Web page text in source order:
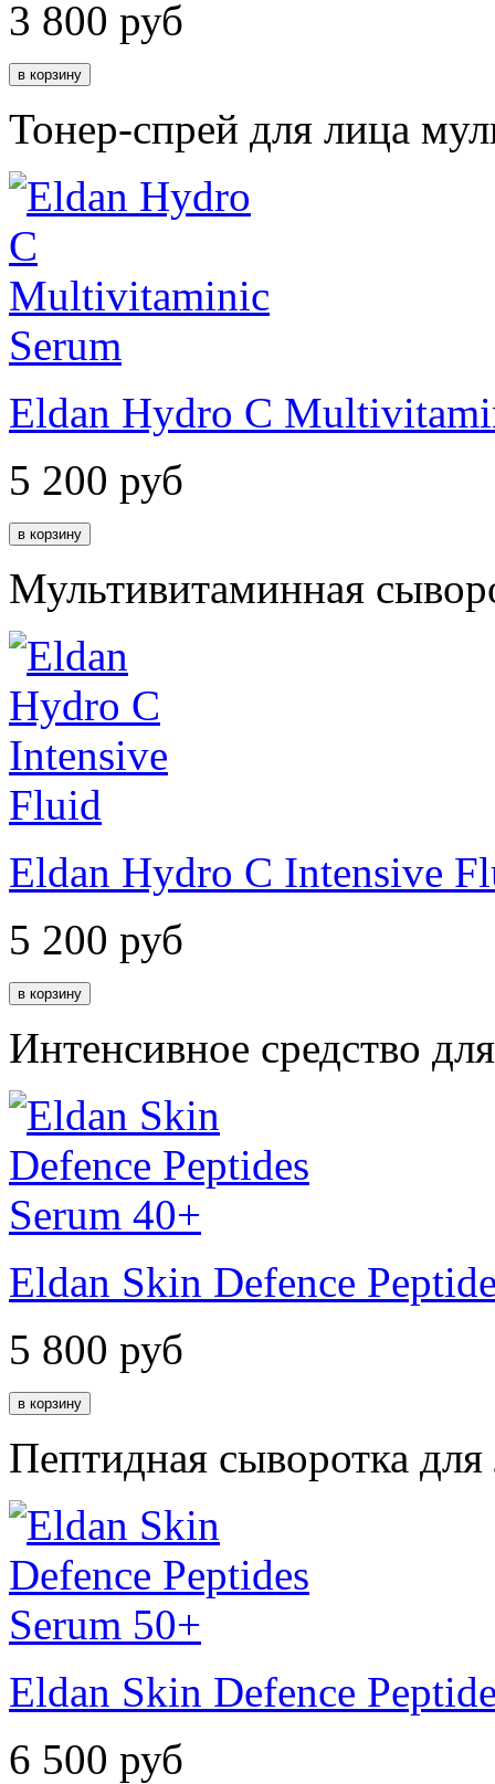
3 800 руб
Тонер-спрей для лица
Eldan Hydro C
5 200 руб
Мультивитаминная
Eldan Hydro C Intensive
5 200 руб
Интенсивное средство
Eldan Skin Defence
5 800 руб
Пептидная сыворотка
Eldan Skin Defence
6 500 руб